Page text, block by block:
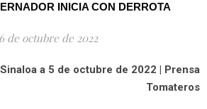
INICIA CON DERROTA
6 de octubre de 2022
Tomateros